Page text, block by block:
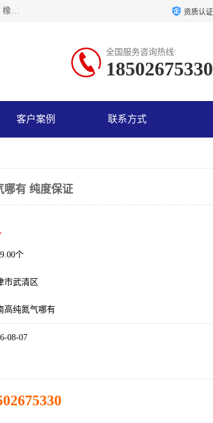
天津永腾气体销售有限公司成立于2020年，注册地位于天津市滨海新区。经营范围包括：专用化学产品销售；专用设备修理；橡胶制品销售；气体压缩机械销售；特种设备销售；仪器仪表销售；机械设备租赁；五金产品批发；食品添加剂销售等，主要供应：氧气、乙炔、氮气、氩气、氢气、氦气、液氨、液氮、一氧化碳、二氧化碳等，各种工业气体，高纯气体，食品级气体。 资质认证
全国服务咨询热线:
18502675330
客户案例 联系方式
哪有 纯度保证
个
市武清区
高纯氮气哪有
08-07